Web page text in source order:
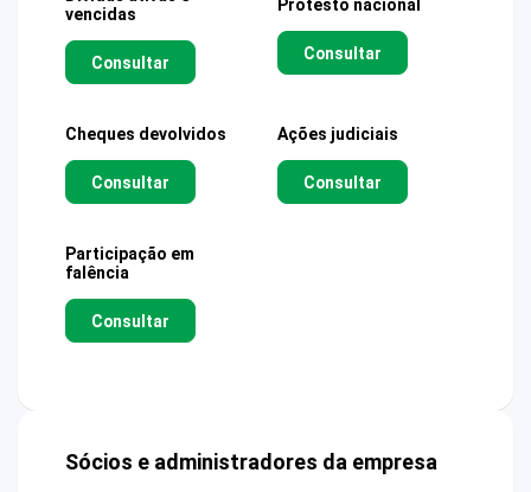
vencidas
Consultar
Protesto nacional
Consultar
Cheques devolvidos
Consultar
Ações judiciais
Consultar
Participação em
falência
Consultar
Sócios e administradores da empresa